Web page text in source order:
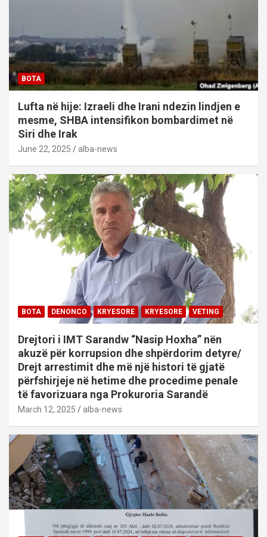
BOTA
Lufta në hije: Izraeli dhe Irani ndezin lindjen e
mesme, SHBA intensifikon bombardimet në
Siri dhe Irak
June 22, 2025 alba-news
BOTA DENONCO KRYESORE KRYESORE VETING
Drejtori i IMT Sarandw “Nasip Hoxha” nën
akuzë për korrupsion dhe shpërdorim detyre/
Drejt arrestimit dhe më një histori të gjatë
përfshirjeje në hetime dhe procedime penale
të favorizuara nga Prokuroria Sarandë
March 12, 2025 alba-news